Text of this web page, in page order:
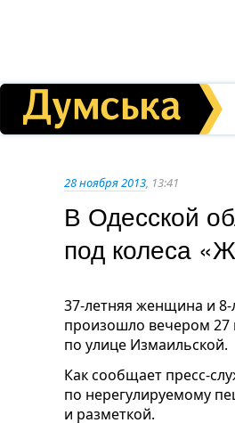
28 ноября 2013, 13:41
В Одесской
под колеса
37-летняя женщина и 8-
произошло вечером 27
по улице Измаильской.
Как сообщает пресс-
по нерегулируемому
и разметкой.